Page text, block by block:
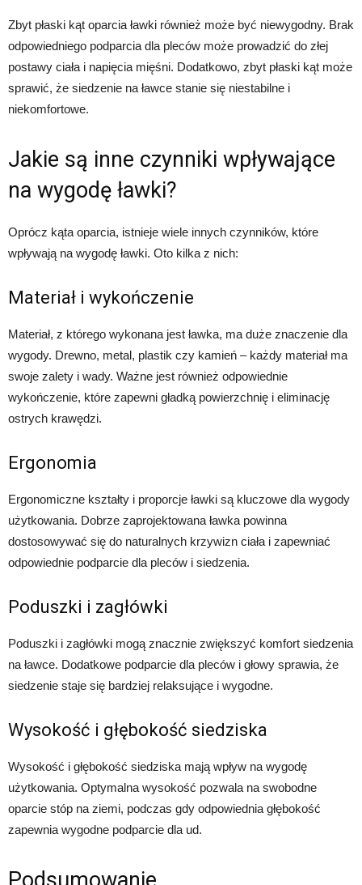
Zbyt płaski kąt oparcia ławki również może być niewygodny. Brak
odpowiedniego podparcia dla pleców może prowadzić do złej
postawy ciała i napięcia mięśni. Dodatkowo, zbyt płaski kąt może
sprawić, że siedzenie na ławce stanie się niestabilne i
niekomfortowe.
Jakie są inne czynniki wpływające
na wygodę ławki?
Oprócz kąta oparcia, istnieje wiele innych czynników, które
wpływają na wygodę ławki. Oto kilka z nich:
Materiał i wykończenie
Materiał, z którego wykonana jest ławka, ma duże znaczenie dla
wygody. Drewno, metal, plastik czy kamień – każdy materiał ma
swoje zalety i wady. Ważne jest również odpowiednie
wykończenie, które zapewni gładką powierzchnię i eliminację
ostrych krawędzi.
Ergonomia
Ergonomiczne kształty i proporcje ławki są kluczowe dla wygody
użytkowania. Dobrze zaprojektowana ławka powinna
dostosowywać się do naturalnych krzywizn ciała i zapewniać
odpowiednie podparcie dla pleców i siedzenia.
Poduszki i zagłówki
Poduszki i zagłówki mogą znacznie zwiększyć komfort siedzenia
na ławce. Dodatkowe podparcie dla pleców i głowy sprawia, że
siedzenie staje się bardziej relaksujące i wygodne.
Wysokość i głębokość siedziska
Wysokość i głębokość siedziska mają wpływ na wygodę
użytkowania. Optymalna wysokość pozwala na swobodne
oparcie stóp na ziemi, podczas gdy odpowiednia głębokość
zapewnia wygodne podparcie dla ud.